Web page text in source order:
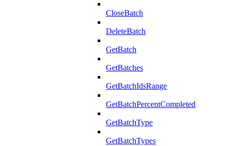
CloseBatch
DeleteBatch
GetBatch
GetBatches
GetBatchIdsRange
GetBatchPercentCompleted
GetBatchType
GetBatchTypes